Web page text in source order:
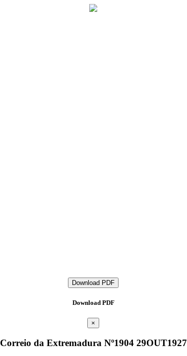
Download PDF
Download PDF
×
Correio da Extremadura Nº1904 29OUT1927